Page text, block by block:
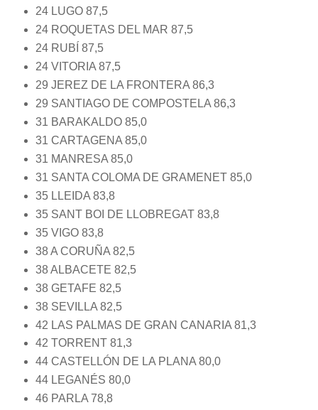
24 LUGO 87,5
24 ROQUETAS DEL MAR 87,5
24 RUBÍ 87,5
24 VITORIA 87,5
29 JEREZ DE LA FRONTERA 86,3
29 SANTIAGO DE COMPOSTELA 86,3
31 BARAKALDO 85,0
31 CARTAGENA 85,0
31 MANRESA 85,0
31 SANTA COLOMA DE GRAMENET 85,0
35 LLEIDA 83,8
35 SANT BOI DE LLOBREGAT 83,8
35 VIGO 83,8
38 A CORUÑA 82,5
38 ALBACETE 82,5
38 GETAFE 82,5
38 SEVILLA 82,5
42 LAS PALMAS DE GRAN CANARIA 81,3
42 TORRENT 81,3
44 CASTELLÓN DE LA PLANA 80,0
44 LEGANÉS 80,0
46 PARLA 78,8